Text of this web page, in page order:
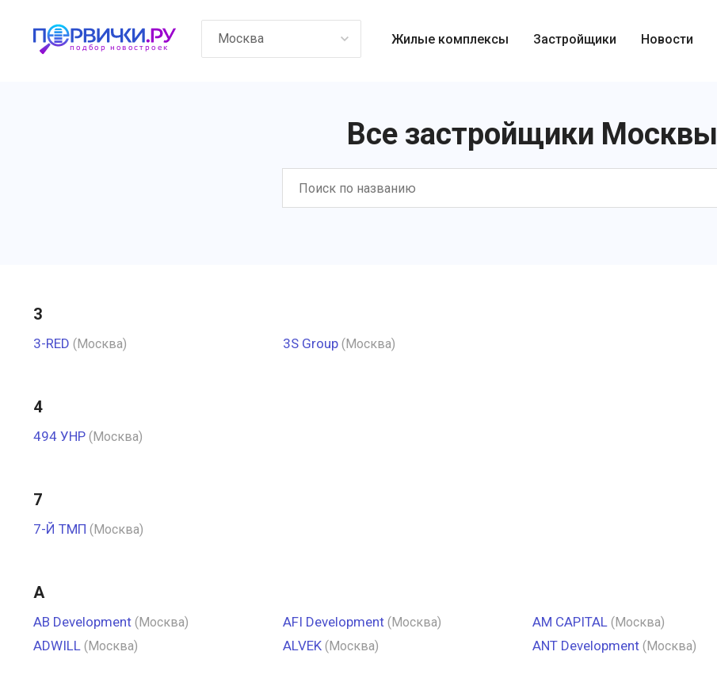
Москва Жилые комплексы Застройщики Новости
Все застройщики Москвы
3
3-RED (Москва) 3S Group (Москва)
4
494 УНР (Москва)
7
7-Й ТМП (Москва)
A
AB Development (Москва)
ADWILL (Москва)
AFI Development (Москва)
ALVEK (Москва)
AM CAPITAL (Москва)
ANT Development (Москва)